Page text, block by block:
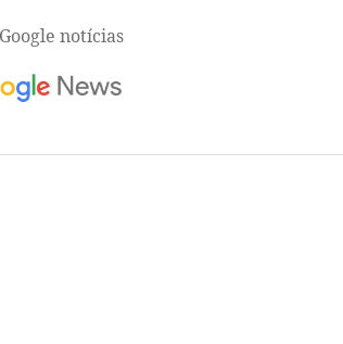
notícias